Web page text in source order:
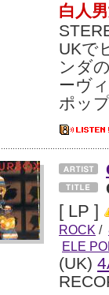
白人
UKで
ンダ
ーヴ
ポッ
[ LP ]
ROCK /
ELE
(UK)